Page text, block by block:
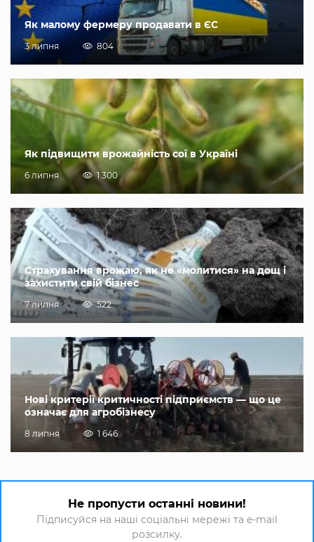
Як малому фермеру продавати в ЄС
3 липня 804
Як підвищити врожайність сої в Україні
6 липня 1 300
Страхування врожаю, як не «молитися» на дощ і
захистити свій бізнес
7 липня 522
Нові критерії критичності підприємств — що це
означає для агробізнесу
8 липня 1 646
Не пропусти останні новини!
Підписуйся на наші соціальні мережі та e-mail
розсилку.